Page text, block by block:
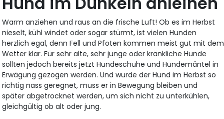
Warm anziehen und raus an die frische Luft! Ob es im Herbst
nieselt, kühl windet oder sogar stürmt, ist vielen Hunden
herzlich egal, denn Fell und Pfoten kommen meist gut mit dem
Wetter klar. Für sehr alte, sehr junge oder kränkliche Hunde
sollten jedoch bereits jetzt Hundeschuhe und Hundemäntel in
Erwägung gezogen werden. Und wurde der Hund im Herbst so
richtig nass geregnet, muss er in Bewegung bleiben und
später abgetrocknet werden, um sich nicht zu unterkühlen,
gleichgültig ob alt oder jung.